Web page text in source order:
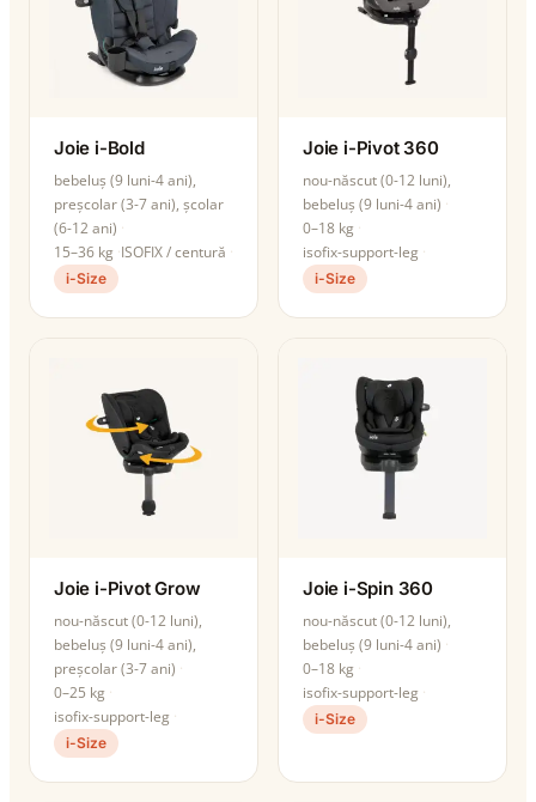
Joie i-Bold
bebeluș (9 luni-4 ani),
preșcolar (3-7 ani), școlar
(6-12 ani)
15–36 kg ISOFIX / centură
i-Size
Joie i-Pivot 360
nou-născut (0-12 luni),
bebeluș (9 luni-4 ani)
0–18 kg
isofix-support-leg
i-Size
Joie i-Pivot Grow
nou-născut (0-12 luni),
bebeluș (9 luni-4 ani),
preșcolar (3-7 ani)
0–25 kg
isofix-support-leg
i-Size
Joie i-Spin 360
nou-născut (0-12 luni),
bebeluș (9 luni-4 ani)
0–18 kg
isofix-support-leg
i-Size